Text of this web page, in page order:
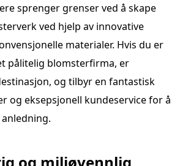
sprenger grenser ved å skape
ved hjelp av innovative
materialer. Hvis du er
pålitelig blomsterfirma, er
og tilbyr en fantastisk
og eksepsjonell kundeservice for å